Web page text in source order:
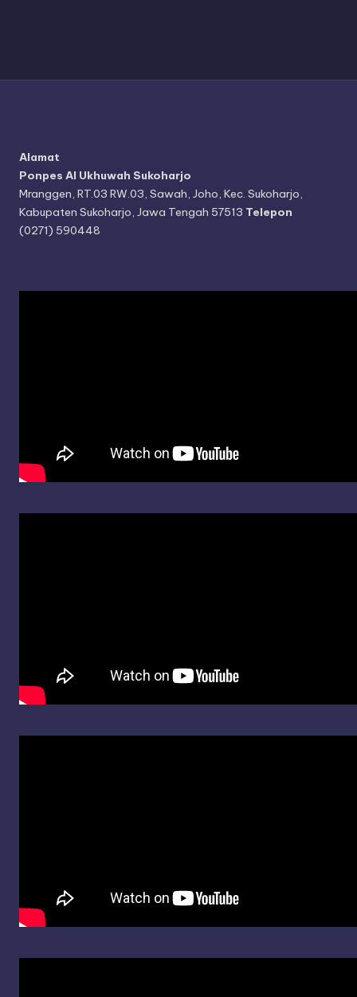
Alamat
Ponpes Al Ukhuwah Sukoharjo
Mranggen, RT.03 RW.03, Sawah, Joho, Kec. Sukoharjo,
Kabupaten Sukoharjo, Jawa Tengah 57513 Telepon
(0271) 590448